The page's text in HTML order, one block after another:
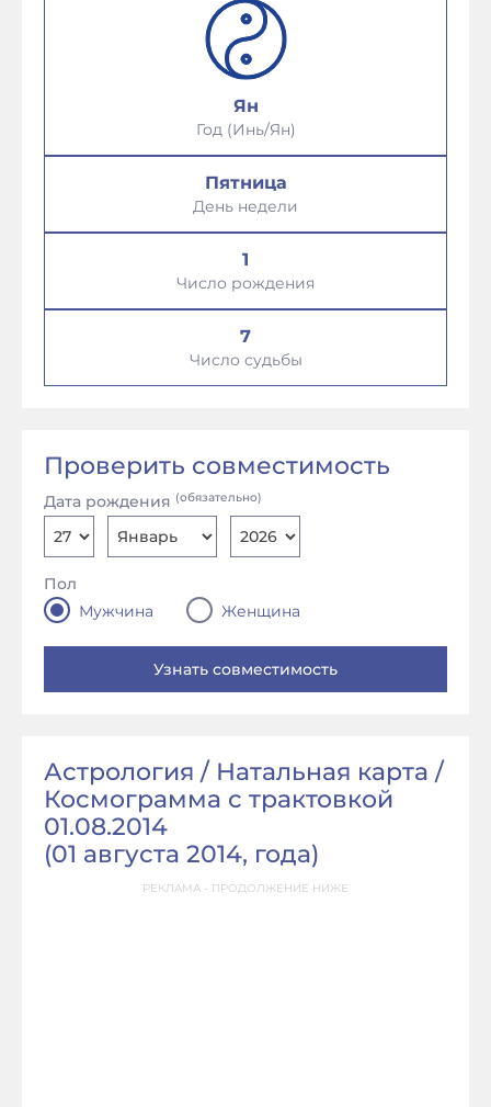
Ян
Год (Инь/Ян)
Пятница
День недели
1
Число рождения
7
Число судьбы
Проверить совместимость
Дата рождения (обязательно)
Пол
Мужчина
Женщина
Астрология / Натальная карта /
Космограмма с трактовкой
01.08.2014
(01 августа 2014, года)
РЕКЛАМА - ПРОДОЛЖЕНИЕ НИЖЕ